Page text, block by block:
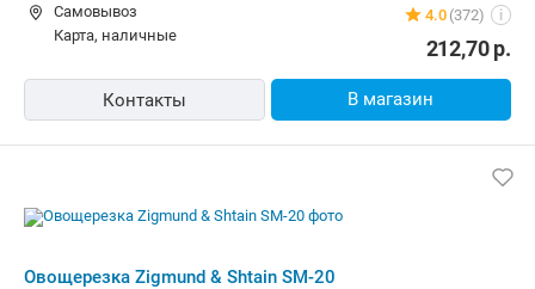
4.0 (372) i
Самовывоз
карта, наличные
212,70р.
Контакты В магазин
Овощерезка Zigmund & Shtain SM-20